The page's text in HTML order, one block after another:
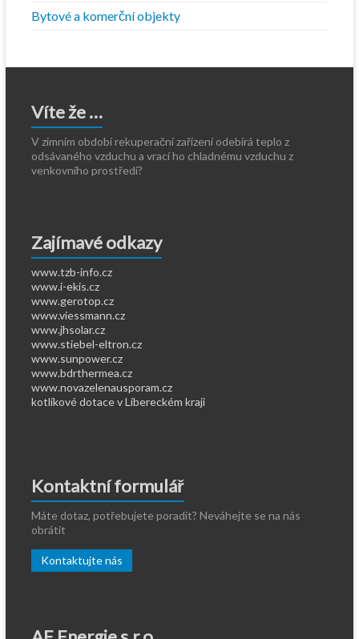
Bytové a komerční objekty
Víte že …
V zimním období rekuperační zařízení odebírá teplo z
odsávaného vzduchu a vrací ho chladnému vzduchu z
venkovního prostředí?
Zajímavé odkazy
www.tzb-info.cz
www.i-ekis.cz
www.gerotop.cz
www.viessmann.cz
www.jhsolar.cz
www.stiebel-eltron.cz
www.sunpower.cz
www.bdrthermea.cz
www.novazelenausporam.cz
kotlíkové dotace v Libereckém kraji
Kontaktní formulář
Máte dotaz, potřebujete poradit? Neváhejte se na nás
obrátit
Kontaktujte nás